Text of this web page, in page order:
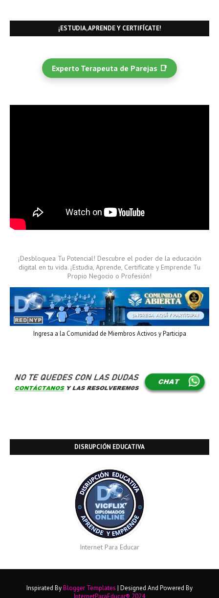
¡ESTUDIA, APRENDE Y CERTIFÍCATE!
Experto Terapeuta de Parejas 📑
¡Desbloquea Tu Potencial! Descubre el poder de la educación
digital en tu vida. ¡Estudia, Aprende, Certifícate y Emprende Tu
Propio Negocio o Profesión!
Ingresa a la Comunidad de Miembros Activos y Participa
DISRUPCIÓN EDUCATIVA
Internet Para Educar
Inspirated ByBlogger Templates | Designed And Powered By
InternetParaEducar® 2024